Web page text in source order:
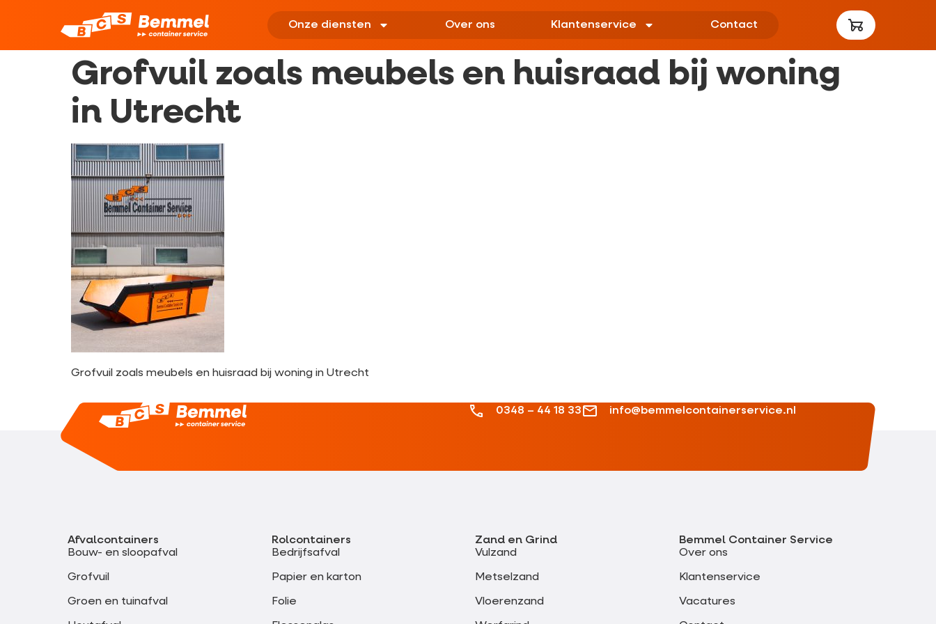
Onze diensten Over ons Klantenservice Contact
Grofvuil zoals meubels en huisraad bij woning
in Utrecht
Grofvuil zoals meubels en huisraad bij woning in Utrecht
0348 – 44 18 33 info@bemmelcontainerservice.nl
Afvalcontainers
Bouw- en sloopafval
Grofvuil
Groen en tuinafval
Rolcontainers
Bedrijfsafval
Papier en karton
Folie
Zand en Grind
Vulzand
Metselzand
Vloerenzand
Bemmel Container Service
Over ons
Klantenservice
Vacatures